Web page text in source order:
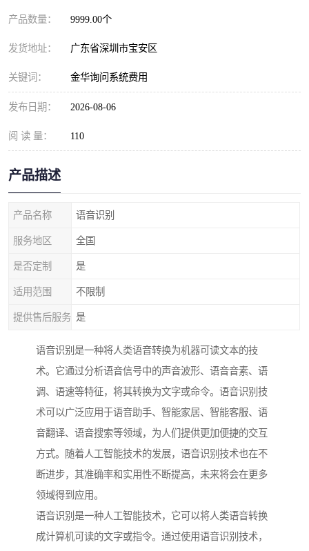
产品数量： 9999.00个
发货地址： 广东省深圳市宝安区
关键词： 金华询问系统费用
发布日期： 2026-08-06
阅 读 量： 110
产品描述
产品名称 语音识别
服务地区 全国
是否定制 是
适用范围 不限制
提供售后服务 是
语音识别是一种将人类语音转换为机器可读文本的技
术。它通过分析语音信号中的声音波形、语音音素、语
调、语速等特征，将其转换为文字或命令。语音识别技
术可以广泛应用于语音助手、智能家居、智能客服、语
音翻译、语音搜索等领域，为人们提供更加便捷的交互
方式。随着人工智能技术的发展，语音识别技术也在不
断进步，其准确率和实用性不断提高，未来将会在更多
领域得到应用。
语音识别是一种人工智能技术，它可以将人类语音转换
成计算机可读的文字或指令。通过使用语音识别技术，